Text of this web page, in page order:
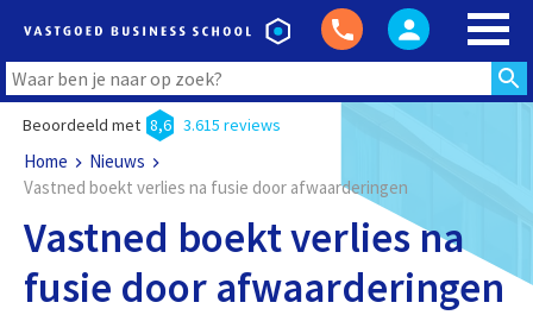
Beoordeeld met 8,6 3.615 reviews
Home
Nieuws
Vastned boekt verlies na fusie door afwaarderingen
Vastned boekt verlies na
fusie door afwaarderingen